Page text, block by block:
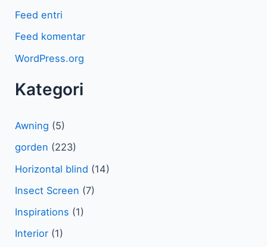
Feed entri
Feed komentar
WordPress.org
Kategori
Awning (5)
gorden (223)
Horizontal blind (14)
Insect Screen (7)
Inspirations (1)
Interior (1)